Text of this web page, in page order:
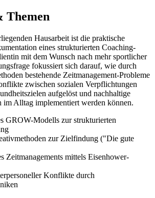
Themen
Hausarbeit ist die praktische
eines strukturierten Coaching-
mit dem Wunsch nach mehr sportlicher
fokussiert sich darauf, wie durch
bestehende Zeitmanagement-Probleme
zwischen sozialen Verpflichtungen
aufgelöst und nachhaltige
im Alltag implementiert werden können.
GROW-Modells zur strukturierten
zur Zielfindung ("Die gute
Zeitmanagements mittels Eisenhower-
Konflikte durch